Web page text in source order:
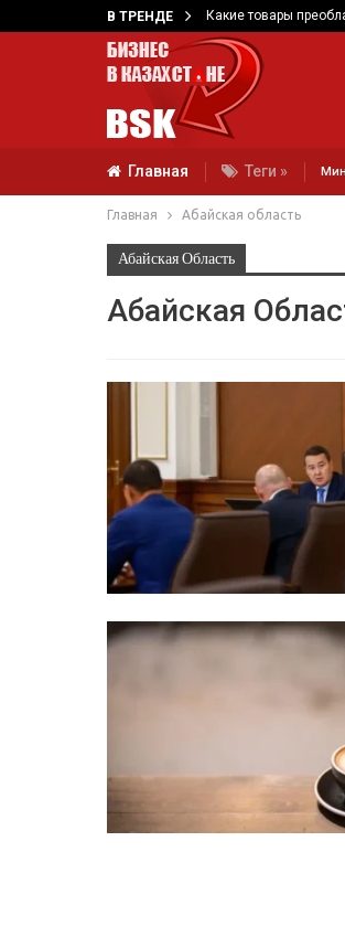
В ТРЕНДЕ Какие товары
Главная Теги »
Главная Абайская область
Абайская Область
Абайская